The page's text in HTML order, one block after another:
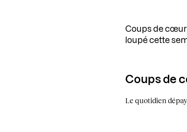
Coups de
loupé cette
Coups de
Le quotidien